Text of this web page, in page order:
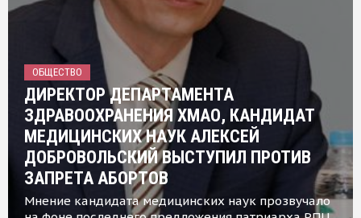
ОБЩЕСТВО
ДИРЕКТОР ДЕПАРТАМЕНТА
ЗДРАВООХРАНЕНИЯ ХМАО, КАНДИДАТ
МЕДИЦИНСКИХ НАУК АЛЕКСЕЙ
ДОБРОВОЛЬСКИЙ ВЫСТУПИЛ ПРОТИВ
ЗАПРЕТА АБОРТОВ
Мнение кандидата медицинских наук прозвучало